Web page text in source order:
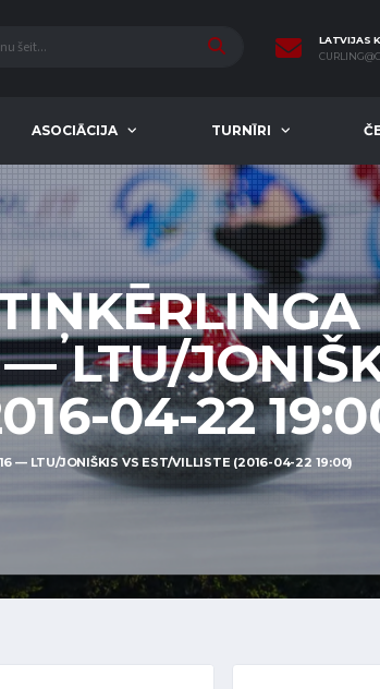
LATVIJAS
ASOCIĀCIJA TURNĪRI
LTU/
04-22
— LTU/JONIŠKIS VS EST/VILLISTE (2016-04-22 19:00)